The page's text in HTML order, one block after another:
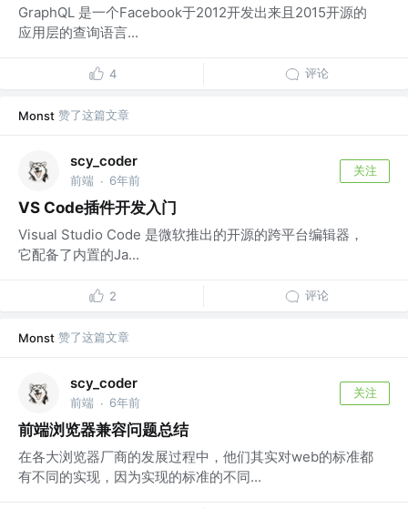
GraphQL 是一个Facebook于2012开发出来且2015开源的
应用层的查询语言...
4 评论
Monst 赞了这篇文章
scy_coder
前端 · 6年前
关注
VS Code插件开发入门
Visual Studio Code 是微软推出的开源的跨平台编辑器，
它配备了内置的Ja...
2 评论
Monst 赞了这篇文章
scy_coder
前端 · 6年前
关注
前端浏览器兼容问题总结
在各大浏览器厂商的发展过程中，他们其实对web的标准都
有不同的实现，因为实现的标准的不同...